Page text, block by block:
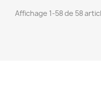
Affichage 1-58 de 58